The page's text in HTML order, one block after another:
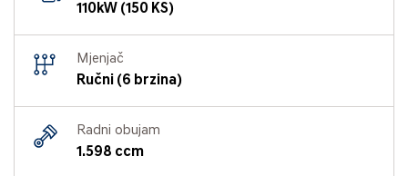
110kW (150 KS)
Mjenjač
Ručni (6 brzina)
Radni obujam
1.598 ccm